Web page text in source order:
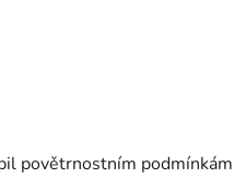
povětrnostním podmínkám